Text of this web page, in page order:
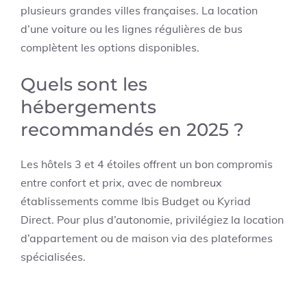
plusieurs grandes villes françaises. La location
d’une voiture ou les lignes régulières de bus
complètent les options disponibles.
Quels sont les
hébergements
recommandés en 2025 ?
Les hôtels 3 et 4 étoiles offrent un bon compromis
entre confort et prix, avec de nombreux
établissements comme Ibis Budget ou Kyriad
Direct. Pour plus d’autonomie, privilégiez la location
d’appartement ou de maison via des plateformes
spécialisées.